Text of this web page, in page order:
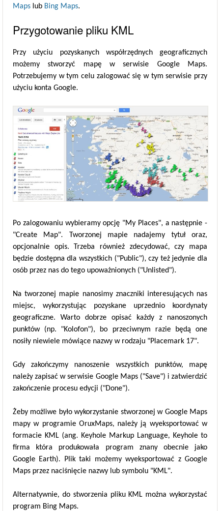
Maps lub Bing Maps.
Przygotowanie pliku KML
Przy użyciu pozyskanych współrzędnych geograficznych
możemy stworzyć mapę w serwisie Google Maps.
Potrzebujemy w tym celu zalogować się w tym serwisie przy
użyciu konta Google.
Po zalogowaniu wybieramy opcję "My Places", a następnie -
"Create Map". Tworzonej mapie nadajemy tytuł oraz,
opcjonalnie opis. Trzeba również zdecydować, czy mapa
będzie dostępna dla wszystkich ("Public"), czy też jedynie dla
osób przez nas do tego upoważnionych ("Unlisted").
Na tworzonej mapie nanosimy znaczniki interesujących nas
miejsc, wykorzystując pozyskane uprzednio koordynaty
geograficzne. Warto dobrze opisać każdy z nanoszonych
punktów (np. "Kolofon"), bo przeciwnym razie będą one
nosiły niewiele mówiące nazwy w rodzaju "Placemark 17".
Gdy zakończymy nanoszenie wszystkich punktów, mapę
należy zapisać w serwisie Google Maps ("Save") i zatwierdzić
zakończenie procesu edycji ("Done").
Żeby możliwe było wykorzystanie stworzonej w Google Maps
mapy w programie OruxMaps, należy ją wyeksportować w
formacie KML (ang. Keyhole Markup Language, Keyhole to
firma która produkowała program znany obecnie jako
Google Earth). Plik taki możemy wyeksportować z Google
Maps przez naciśnięcie nazwy lub symbolu "KML".
Alternatywnie, do stworzenia pliku KML można wykorzystać
program Bing Maps.